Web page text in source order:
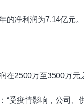
的净利润为7.14亿元
2500万至3500万元
“受疫情影响，公司